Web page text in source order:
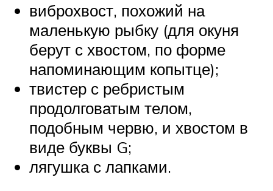
виброхвост, похожий на
маленькую рыбку (для окуня
берут с хвостом, по форме
напоминающим копытце);
твистер с ребристым
продолговатым телом,
подобным червю, и хвостом в
виде буквы G;
лягушка с лапками.